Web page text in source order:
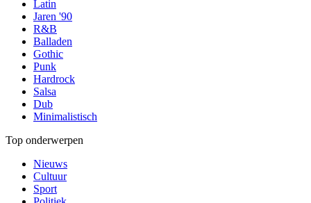
Latin
Jaren '90
R&B
Balladen
Gothic
Punk
Hardrock
Salsa
Dub
Minimalistisch
Top onderwerpen
Nieuws
Cultuur
Sport